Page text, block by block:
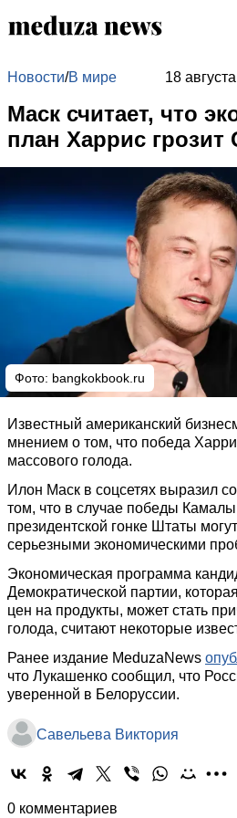
Новости/В мире 18
Маск считает, что
план Харрис
Фото: bangkokbook.ru
Известный американский
мнением о том, что победа
массового голода.
Илон Маск в соцсетях выразил
том, что в случае победы
президентской гонке Штаты
серьезными экономическими
Экономическая программа
Демократической партии,
цен на продукты, может стать
голода, считают некоторые
Ранее издание MeduzaNews
что Лукашенко сообщил, что
уверенной в Белоруссии.
Савельева Виктория
0 комментариев